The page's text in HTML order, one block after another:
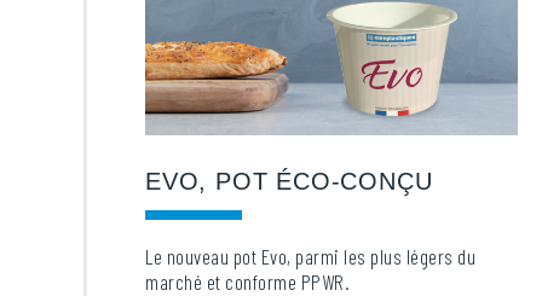
EVO, POT ÉCO-CONÇU
Le nouveau pot Evo, parmi les plus légers du
marché et conforme PPWR.